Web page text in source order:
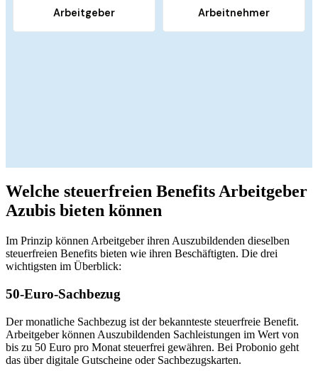
Welche steuerfreien Benefits Arbeitgeber
Azubis bieten können
Im Prinzip können Arbeitgeber ihren Auszubildenden dieselben
steuerfreien Benefits bieten wie ihren Beschäftigten. Die drei
wichtigsten im Überblick:
50-Euro-Sachbezug
Der monatliche Sachbezug ist der bekannteste steuerfreie Benefit.
Arbeitgeber können Auszubildenden Sachleistungen im Wert von
bis zu 50 Euro pro Monat steuerfrei gewähren. Bei Probonio geht
das über digitale Gutscheine oder Sachbezugskarten.